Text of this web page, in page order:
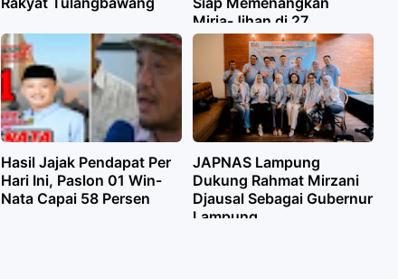
Mirja-Jihan di 27
November
Hasil Jajak Pendapat Per
Hari Ini, Paslon 01 Win-
Nata Capai 58 Persen
JAPNAS Lampung
Dukung Rahmat Mirzani
Djausal Sebagai Gubernur
Lampung